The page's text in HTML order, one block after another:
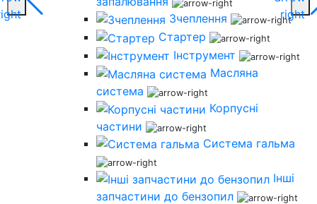
Зчеплення
Стартер
Інструмент
Масляна
система
Корпусні
частини
Система гальма
Інші
запчастини до бензопил